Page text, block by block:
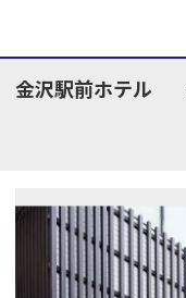
金沢駅前ホテル